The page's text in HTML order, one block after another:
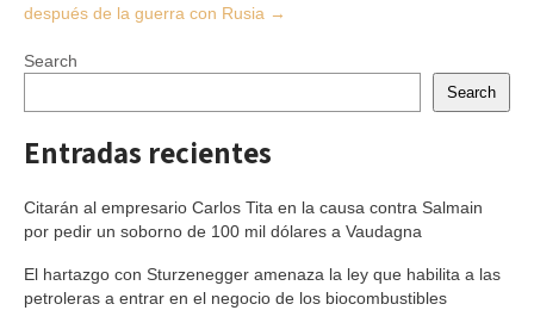
después de la guerra con Rusia →
Search
Search
Entradas recientes
Citarán al empresario Carlos Tita en la causa contra Salmain
por pedir un soborno de 100 mil dólares a Vaudagna
El hartazgo con Sturzenegger amenaza la ley que habilita a las
petroleras a entrar en el negocio de los biocombustibles